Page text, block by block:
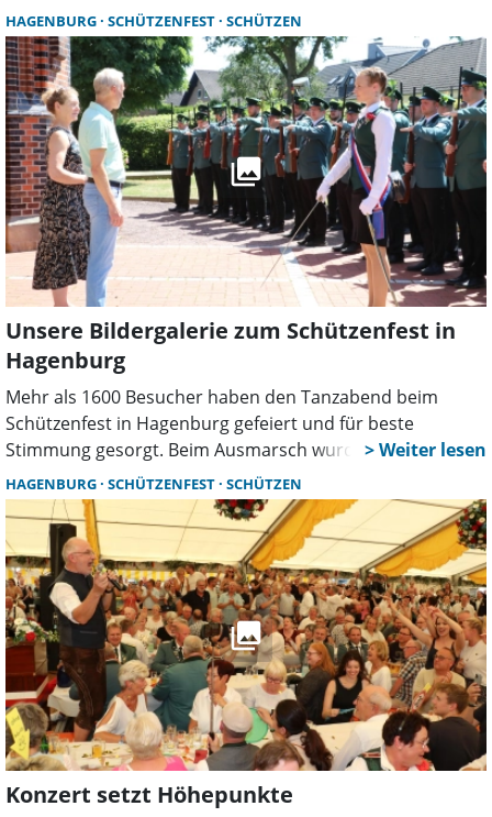
Mit Willi Rehbock und Sebastian Weick steht die nächste
Generation bereit. Der Auftakt erfolgt beim
Bürgerfrühstück.
HAGENBURG SCHÜTZENFEST SCHÜTZEN
Unsere Bildergalerie zum Schützenfest in
Hagenburg
Mehr als 1600 Besucher haben den Tanzabend beim
Schützenfest in Hagenburg gefeiert und für beste
Stimmung gesorgt. Beim Ausmarsch wurden das Bataillon
und die Offiziere von vielen Zuschauern begleitet. Das
Schützenfest in Hagenburg hat wieder rundum
begeistert. Hier eine Auswahl der schönsten Bilder.
HAGENBURG SCHÜTZENFEST SCHÜTZEN
Konzert setzt Höhepunkte